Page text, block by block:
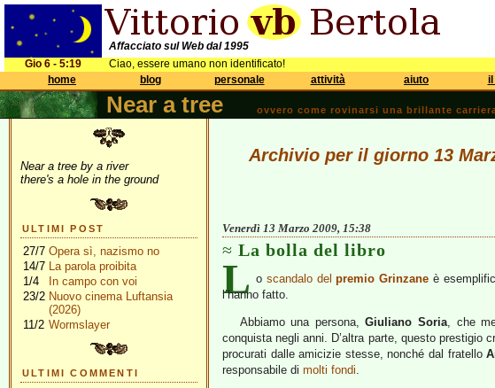
Affacciato sul Web dal 1995
Gio 6 - 5:19
Ciao, essere umano non identificato!
home
blog personale attività aiuto il
Near a tree ovvero come rovinarsi una brillante
Near a tree by a river
there's a hole in the ground
ULTIMI POST
27/7 Opera sì, nazismo no
14/7 La parola proibita
1/4
In campo con voi
23/2 Nuovo cinema Luftansia
(2026)
11/2 Wormslayer
ULTIMI COMMENTI
Archivio per il giorno 13
Venerdì 13 Marzo 2009, 15:38
La bolla del libro
L o scandalo delpremio Grinzane è
l’hanno fatto.
Abbiamo una persona,Giuliano Soria, che
conquista negli anni. D’altra parte, questo prestigio
procurati dalle amicizie stesse, nonché dal fratello
responsabile di molti fondi.